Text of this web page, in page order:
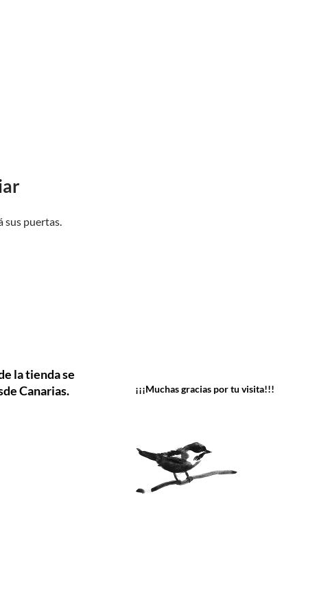
sus puertas.
la tienda se
Canarias.
¡¡¡Muchas gracias por tu visita!!!